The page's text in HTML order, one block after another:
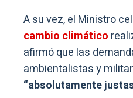
A su vez, el Ministro
cambio climático
afirmó que las
ambientalistas y
“absolutamente